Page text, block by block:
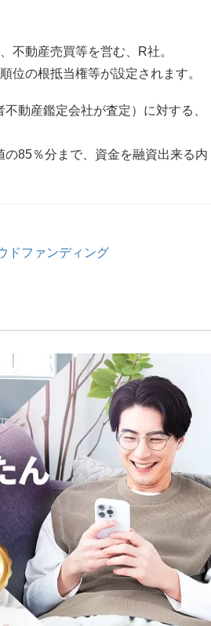
不動産売買等を営む、R社。
位の根抵当権等が設定されます。
動産鑑定会社が査定）に対する、
85％分まで、資金を融資出来る内
ドファンディング